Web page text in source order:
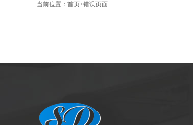
当前位置： 首页>错误页面